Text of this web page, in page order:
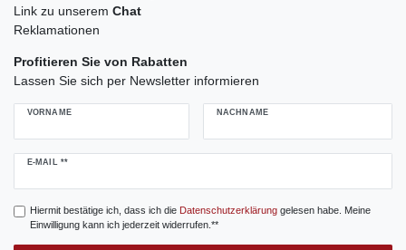
Link zu unserem Chat
Reklamationen
Profitieren Sie von Rabatten
Lassen Sie sich per Newsletter informieren
VORNAME NACHNAME
E-MAIL **
Newsletter
Hiermit bestätige ich, dass ich die Daten­schutz­erklärunggelesen habe. Meine
Einwilligung kann ich jederzeit widerrufen.**